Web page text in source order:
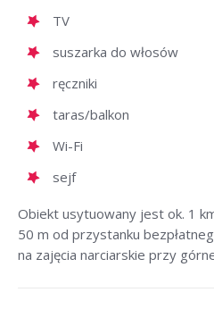
TV
suszarka do włosów
ręczniki
taras/balkon
Wi-Fi
sejf
Obiekt usytuowany jest ok. 1
50 m od przystanku
na zajęcia narciarskie przy